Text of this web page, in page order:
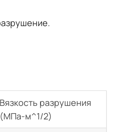
Вязкость разрушения
(МПа-м^1/2)